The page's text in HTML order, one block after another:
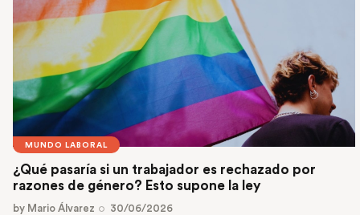
MUNDO LABORAL
¿Qué pasaría si un trabajador es rechazado por
razones de género? Esto supone la ley
by Mario Álvarez 30/06/2026